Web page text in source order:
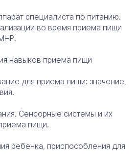
специалиста по питанию.
во время приема пищи
навыков приема пищи
для приема пищи: значение,
Сенсорные системы и их
пищи.
ребенка, приспособления для